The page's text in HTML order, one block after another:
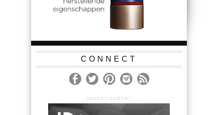
CONNECT
ADVERTISEMENT